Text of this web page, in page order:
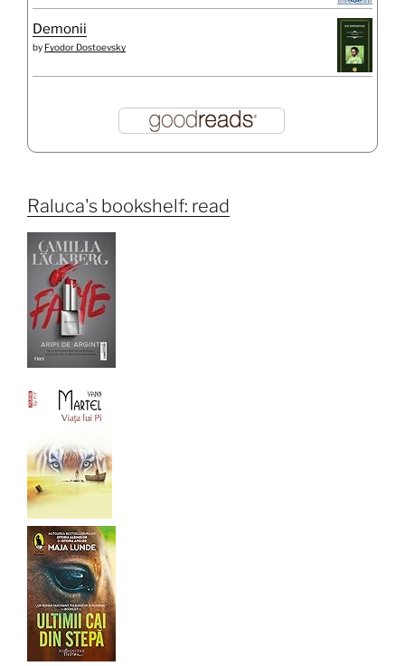
Demonii
by Fyodor Dostoevsky
Raluca's bookshelf: read